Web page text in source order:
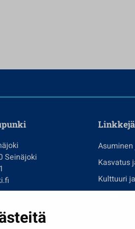
Seinäjoki
Linkkejä
Kasvatus
Kulttuuri